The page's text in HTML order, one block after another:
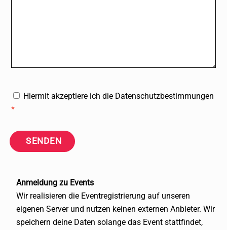
Hiermit akzeptiere ich die Datenschutzbestimmungen
*
SENDEN
Anmeldung zu Events
Wir realisieren die Eventregistrierung auf unseren
eigenen Server und nutzen keinen externen Anbieter. Wir
speichern deine Daten solange das Event stattfindet,